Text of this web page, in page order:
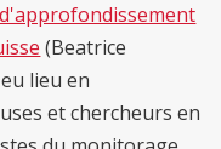
(Beatrice
lieu en
et chercheurs en